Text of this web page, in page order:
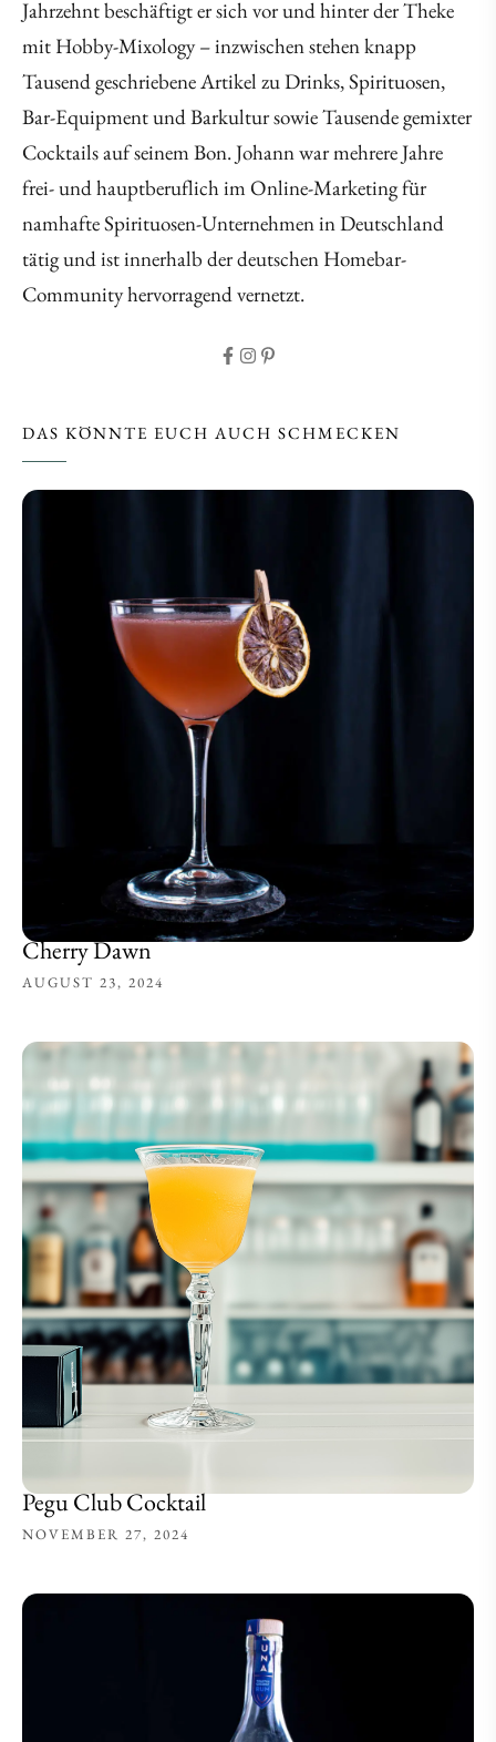
Jahrzehnt beschäftigt er sich vor und hinter der Theke
mit Hobby-Mixology – inzwischen stehen knapp
Tausend geschriebene Artikel zu Drinks, Spirituosen,
Bar-Equipment und Barkultur sowie Tausende gemixter
Cocktails auf seinem Bon. Johann war mehrere Jahre
frei- und hauptberuflich im Online-Marketing für
namhafte Spirituosen-Unternehmen in Deutschland
tätig und ist innerhalb der deutschen Homebar-
Community hervorragend vernetzt.
DAS KÖNNTE EUCH AUCH SCHMECKEN
Cherry Dawn
AUGUST 23, 2024
Pegu Club Cocktail
NOVEMBER 27, 2024